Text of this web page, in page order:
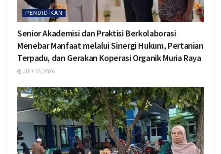
PENDIDIKAN
Senior Akademisi dan Praktisi Berkolaborasi
Menebar Manfaat melalui Sinergi Hukum, Pertanian
Terpadu, dan Gerakan Koperasi Organik Muria Raya
JULY 15, 2026